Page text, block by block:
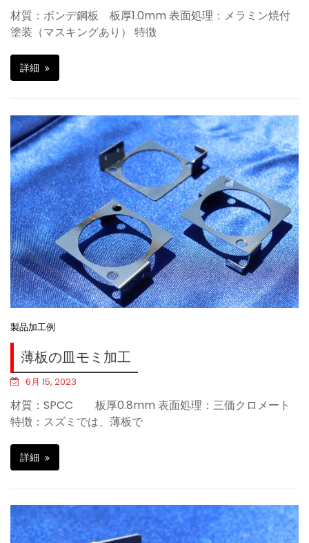
材質：ボンデ鋼板 板厚1.0mm 表面処理：メラミン焼付
塗装（マスキングあり） 特徴
詳細
製品加工例
薄板の皿モミ加工
6月 15, 2023
材質：SPCC 板厚0.8mm 表面処理：三価クロメート
特徴：スズミでは、薄板で
詳細